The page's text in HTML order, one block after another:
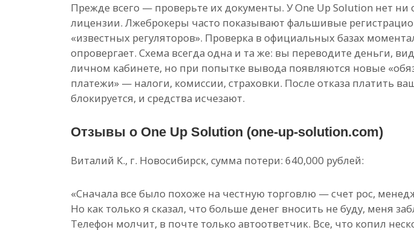
Прежде всего — проверьте их документы. У One Up Solution нет ни
лицензии. Лжеброкеры часто показывают фальшивые
«известных регуляторов». Проверка в официальных базах
опровергает. Схема всегда одна и та же: вы переводите деньги,
личном кабинете, но при попытке вывода появляются новые
платежи» — налоги, комиссии, страховки. После отказа платить
блокируется, и средства исчезают.
Отзывы о One Up Solution (one-up-solution.com)
Виталий К., г. Новосибирск, сумма потери: 640,000 рублей:
«Сначала все было похоже на честную торговлю — счет рос,
Но как только я сказал, что больше денег вносить не буду, меня
Телефон молчит, в почте только автоответчик. Все, что копил